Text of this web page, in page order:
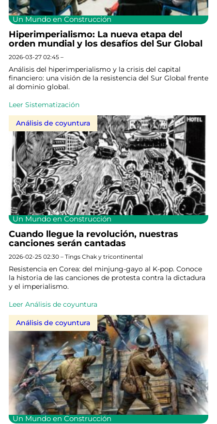
Un Mundo en Construcción
Hiperimperialismo: La nueva etapa del
orden mundial y los desafíos del Sur Global
2026-03-27 02:45 –
Análisis del hiperimperialismo y la crisis del capital
financiero: una visión de la resistencia del Sur Global frente
al dominio global.
Leer Sistematización
Análisis de coyuntura
Un Mundo en Construcción
Cuando llegue la revolución, nuestras
canciones serán cantadas
2026-02-25 02:30 – Tings Chak y tricontinental
Resistencia en Corea: del minjung-gayo al K-pop. Conoce
la historia de las canciones de protesta contra la dictadura
y el imperialismo.
Leer Análisis de coyuntura
Análisis de coyuntura
Un Mundo en Construcción